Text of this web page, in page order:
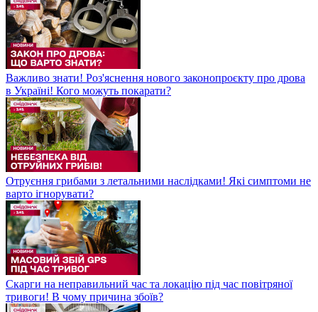
Важливо знати! Роз'яснення нового законопроєкту про дрова
в Україні! Кого можуть покарати?
Отруєння грибами з летальними наслідками! Які симптоми не
варто ігнорувати?
Скарги на неправильний час та локацію під час повітряної
тривоги! В чому причина збоїв?